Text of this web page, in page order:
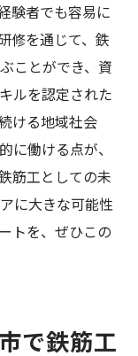
験者でも容易に
修を通じて、鉄
ことができ、資
ルを認定された
ける地域社会
に働ける点が、
筋工としての未
に大きな可能性
トを、ぜひこの
で鉄筋工